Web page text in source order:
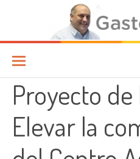
Ir a la página
Proyecto de
Elevar la